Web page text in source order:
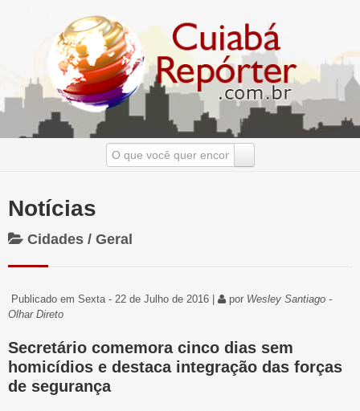
Notícias
Cidades / Geral
Publicado em Sexta - 22 de Julho de 2016 | por Wesley Santiago -
Olhar Direto
Secretário comemora cinco dias sem
homicídios e destaca integração das forças
de segurança